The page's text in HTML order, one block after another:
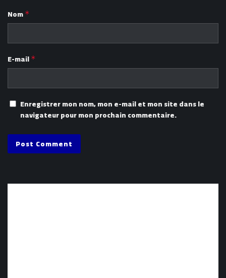
Nom *
E-mail *
Enregistrer mon nom, mon e-mail et mon site dans le
navigateur pour mon prochain commentaire.